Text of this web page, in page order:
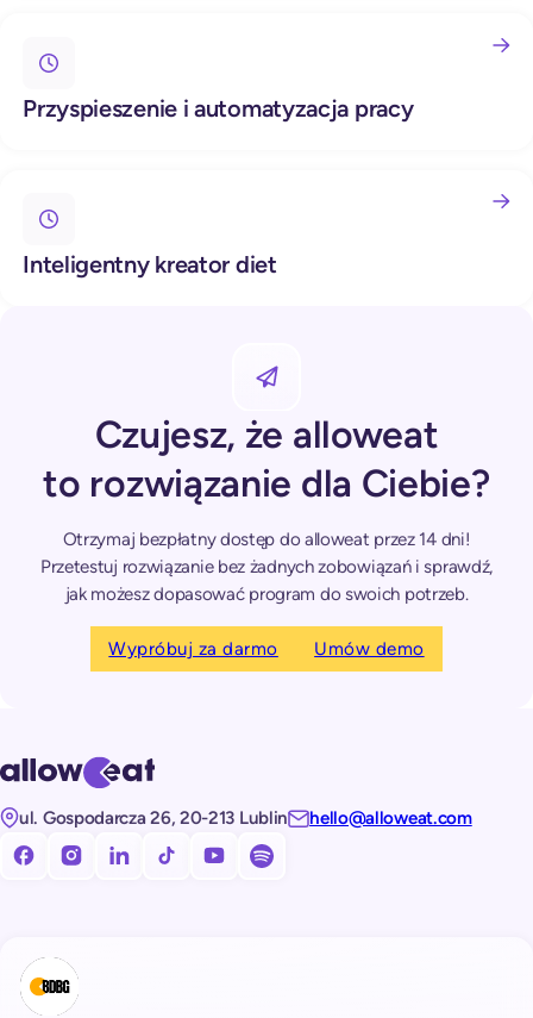
Przyspieszenie i automatyzacja pracy
Inteligentny kreator diet
Czujesz, że alloweat
to rozwiązanie dla Ciebie?
Otrzymaj bezpłatny dostęp do alloweat przez 14 dni!
Przetestuj rozwiązanie bez żadnych zobowiązań i sprawdź,
jak możesz dopasować program do swoich potrzeb.
Wypróbuj za darmo Umów demo
ul. Gospodarcza 26, 20-213 Lublin hello@alloweat.com
Obserwuj nas na facebooku!
Obserwuj nas na Instagramie!
Obserwuj nas na LinkedIn!
Obserwuj nas na TikToku!
Subskrybuj nasz kanał na Youtube!
Subskrybuj nasz kanał na Spotify!